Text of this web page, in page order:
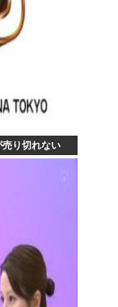
り切れない